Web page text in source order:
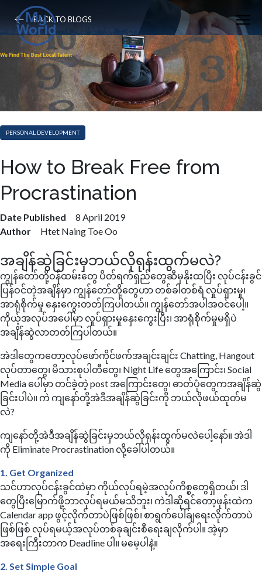
BACK TO BLOGS
PERSONAL DEVELOPMENT
How to Break Free from
Procrastination
Date Published
8 April 2019
Author
Htet Naing Toe Oo
အချိန်ဆွဲခြင်းမှဘယ်လိုရုန်းထွက်မလဲ?
ကျွန်တော်တို့ဝန်ထမ်းတွေ ပိတ်ရက်ရှည်တွေဆီမှနိုးထပြီး လုပ်ငန်းခွင်
ပြန်ဝင်တဲ့အချိန်မှာ ကျွန်တော်တို့တွေဟာ တစ်ခါတစ်ရံ လှုပ်ရှားမှု၊
အာရုံစိုက်မှု နှေးကွေးတတ်ကြပါတယ်။ ကျွန်တော်အပါအဝင်ပေါ့။
ကိုယ့်အလုပ်အပေါ်မှာ လှုပ်ရှားမှုနှေးကွေးပြီး၊ အာရုံစိုက်မှုမရှိပဲ
အချိန်ဆွဲလာတတ်ကြပါတယ်။
အဲဒါတွေကတော့လုပ်ဖော်ကိုင်ဖက်အချင်းချင်း Chatting, Hangout
လုပ်တာတွေ၊ မိသားစုပါတီတွေ၊ Night Life တွေအကြောင်း၊ Social
Media ပေါ်မှာ တင်ခဲ့တဲ့‌ post အကြောင်းတွေ၊ ဓာတ်ပုံတွေကအချိန်ဆွဲ
ခြင်းပါပဲ။ ကဲ ကျနော်တို့အဲဒီအချိန်ဆွဲခြင်းကို ဘယ်လိုဖယ်ထုတ်မ
လဲ?
ကျနော်တို့အဲဒီအချိန်ဆွဲခြင်းမှဘယ်လိုရုန်းထွက်မလဲပေါ့နော်။ အဲဒါ
ကို Eliminate Procrastination လို့ခေါ်ပါတယ်။
1. Get Organized
သင်ဟာလုပ်ငန်းခွင်ထဲမှာ ကိုယ်လုပ်ရမဲ့အလုပ်ကိစ္စတွေရှိတယ်၊ ဒါ
တွေပြီးမြောက်ဖို့ဘာလုပ်ရမယ်မသိဘူး၊ ကဲဒါဆိုရင်တော့ဖုန်းထဲက
Calendar app ဖွင့်လိုက်တာပဲဖြစ်ဖြစ်၊ စာရွက်ပေါ်ချရေးလိုက်တာပဲ
ဖြစ်ဖြစ် လုပ်ရမယ့်အလုပ်တစ်ခုချင်းစီရေးချလိုက်ပါ။ အဲ့မှာ
အရေးကြီးတာက Deadline ပါ။ မမေ့ပါနဲ့။
2. Set Simple Goal